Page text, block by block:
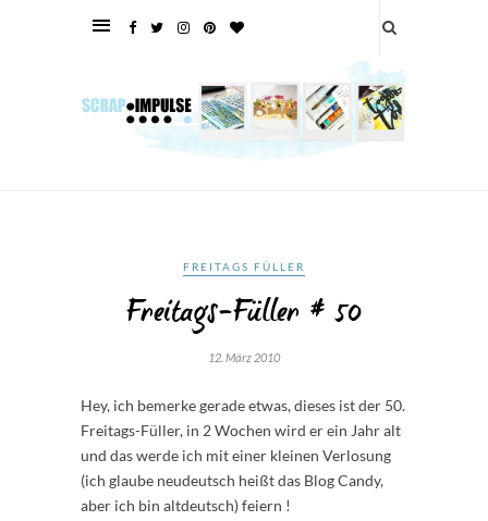
FREITAGS FÜLLER
Freitags-Füller # 50
12. März 2010
Hey, ich bemerke gerade etwas, dieses ist der 50.
Freitags-Füller, in 2 Wochen wird er ein Jahr alt
und das werde ich mit einer kleinen Verlosung
(ich glaube neudeutsch heißt das Blog Candy,
aber ich bin altdeutsch) feiern !